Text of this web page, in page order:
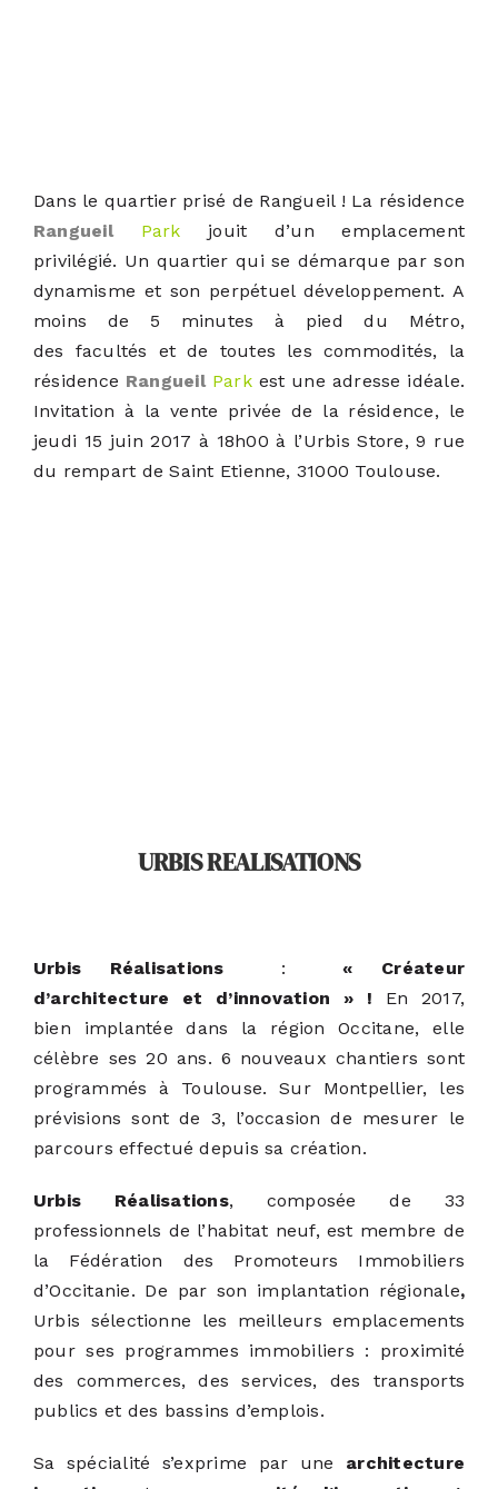
Dans le quartier prisé de Rangueil ! La résidence
Rangueil
Park jouit d’un emplacement
privilégié. Un quartier qui se démarque par son
dynamisme et son perpétuel développement. A
moins de 5 minutes à pied du Métro,
des facultés et de toutes les commodités, la
résidence Rangueil Parkest une adresse idéale.
Invitation à la vente privée de la résidence, le
jeudi 15 juin 2017 à 18h00 à l’Urbis Store, 9 rue
du rempart de Saint Etienne, 31000 Toulouse.
URBIS REALISATIONS
Urbis Réalisations :« Créateur
d’architecture et d’innovation » ! En 2017,
bien implantée dans la région Occitane, elle
célèbre ses 20 ans. 6 nouveaux chantiers sont
programmés à Toulouse. Sur Montpellier, les
prévisions sont de 3, l’occasion de mesurer le
parcours effectué depuis sa création.
Urbis Réalisations, composée de 33
professionnels de l’habitat neuf, est membre de
la Fédération des Promoteurs Immobiliers
d’Occitanie. De par son implantation régionale,
Urbis sélectionne les meilleurs emplacements
pour ses programmes immobiliers : proximité
des commerces, des services, des transports
publics et des bassins d’emplois.
Sa spécialité s’exprime par une architecture